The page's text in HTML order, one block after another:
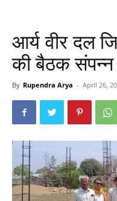
आर्य वीर दल
की बैठक संपन्न
By Rupendra Arya - April 26,